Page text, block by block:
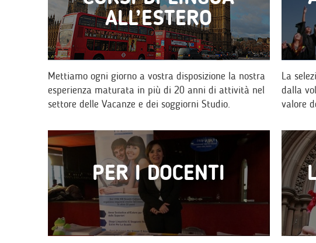
ALL’ESTERO
Mettiamo ogni giorno a vostra disposizione la nostra
esperienza maturata in più di 20 anni di attività nel
settore delle Vacanze e dei soggiorni Studio.
La
dalla
valore
PER I DOCENTI